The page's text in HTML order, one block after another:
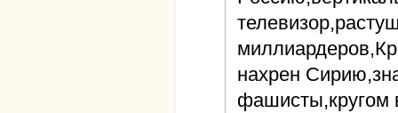
нахрен
фашисты,кругом